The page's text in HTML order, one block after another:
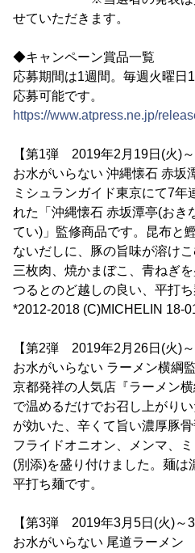
せていただきます。
◆キャンペーン賞品一覧
応募期間は1週間。毎週火曜日
応募可能です。
https://www.atpress.ne.jp/
【第1弾 2019年2月19日(火)～
お水がいらない 沖縄懐石 赤坂
ミシュランガイド東京にて7年
れた「沖縄懐石 赤坂潭亭(おき
てい)」監修商品です。昆布と
ないだしに、豚の旨味が溶け
三枚肉、焼かまぼこ、青ねぎ
つるとのど越しの良い、平打ち
*2012-2018 (C)MICHELIN 18-
【第2弾 2019年2月26日(火)～
お水がいらない ラーメン横綱
京都発祥の人気店『ラーメン
で温めるだけでお召し上がり
が効いた、辛くて旨い濃厚豚
フライドオニオン、メンマ、
(別添)を盛り付けました。麺は
平打ち麺です。
【第3弾 2019年3月5日(火)～3
お水がいらない 尾道ラーメン